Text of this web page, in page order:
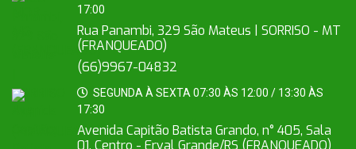
17:00
Rua Panambi, 329 São Mateus | SORRISO - MT
(FRANQUEADO)
(66)9967-04832
SEGUNDA À SEXTA 07:30 ÀS 12:00 / 13:30 ÀS
17:30
Avenida Capitão Batista Grando, n° 405, Sala
01, Centro - Erval Grande/RS (FRANQUEADO)